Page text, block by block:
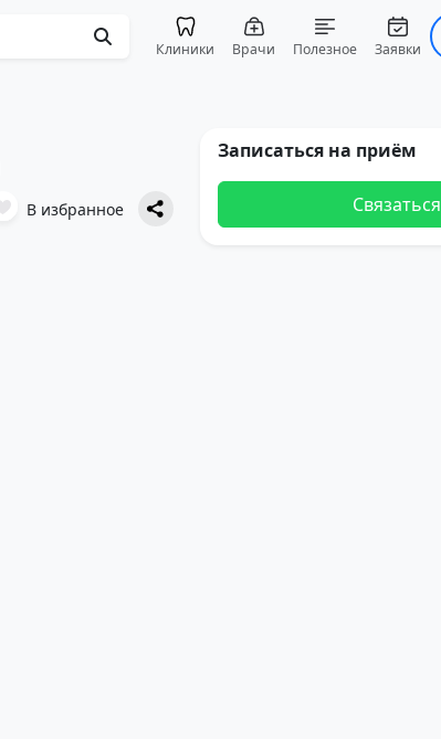
Клиники Врачи Полезное Заявки
В избранное
Записаться на приём
Связаться